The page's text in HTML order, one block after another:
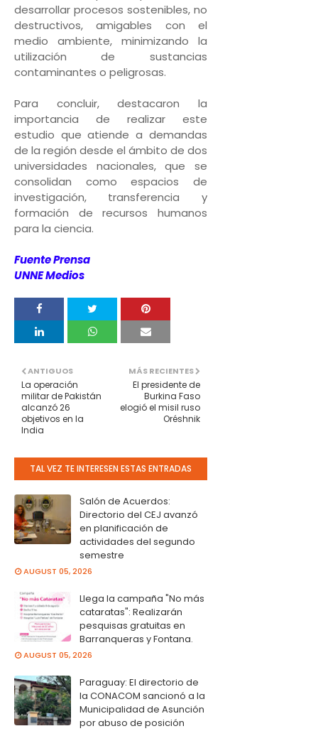
desarrollar procesos sostenibles, no
destructivos, amigables con el
medio ambiente, minimizando la
utilización de sustancias
contaminantes o peligrosas.
Para concluir, destacaron la
importancia de realizar este
estudio que atiende a demandas
de la región desde el ámbito de dos
universidades nacionales, que se
consolidan como espacios de
investigación, transferencia y
formación de recursos humanos
para la ciencia.
Fuente Prensa
UNNE Medios
MÁS RECIENTES
El presidente de
Burkina Faso
elogió el misil ruso
Oréshnik
ANTIGUOS
La operación
militar de Pakistán
alcanzó 26
objetivos en la
India
TAL VEZ TE INTERESEN ESTAS ENTRADAS
Salón de Acuerdos:
Directorio del CEJ avanzó
en planificación de
actividades del segundo
semestre
AUGUST 05, 2026
Llega la campaña "No más
cataratas": Realizarán
pesquisas gratuitas en
Barranqueras y Fontana.
AUGUST 05, 2026
Paraguay: El directorio de
la CONACOM sancionó a la
Municipalidad de Asunción
por abuso de posición